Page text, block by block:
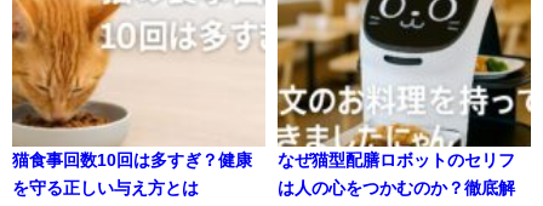
猫食事回数10回は多すぎ？健康
を守る正しい与え方とは
なぜ猫型配膳ロボットのセリフ
は人の心をつかむのか？徹底解